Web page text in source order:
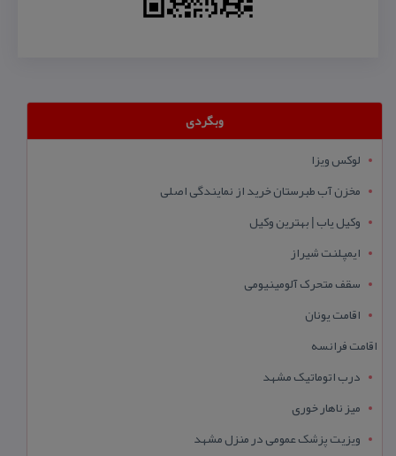
وبگردی
لوکس ویزا
مخزن آب طبرستان خرید از نمایندگی اصلی
وکیل یاب | بهترین وکیل
ایمپلنت شیراز
سقف متحرک آلومینیومی
اقامت یونان
اقامت فرانسه
درب اتوماتیک مشهد
میز ناهار خوری
ویزیت پزشک عمومی در منزل مشهد